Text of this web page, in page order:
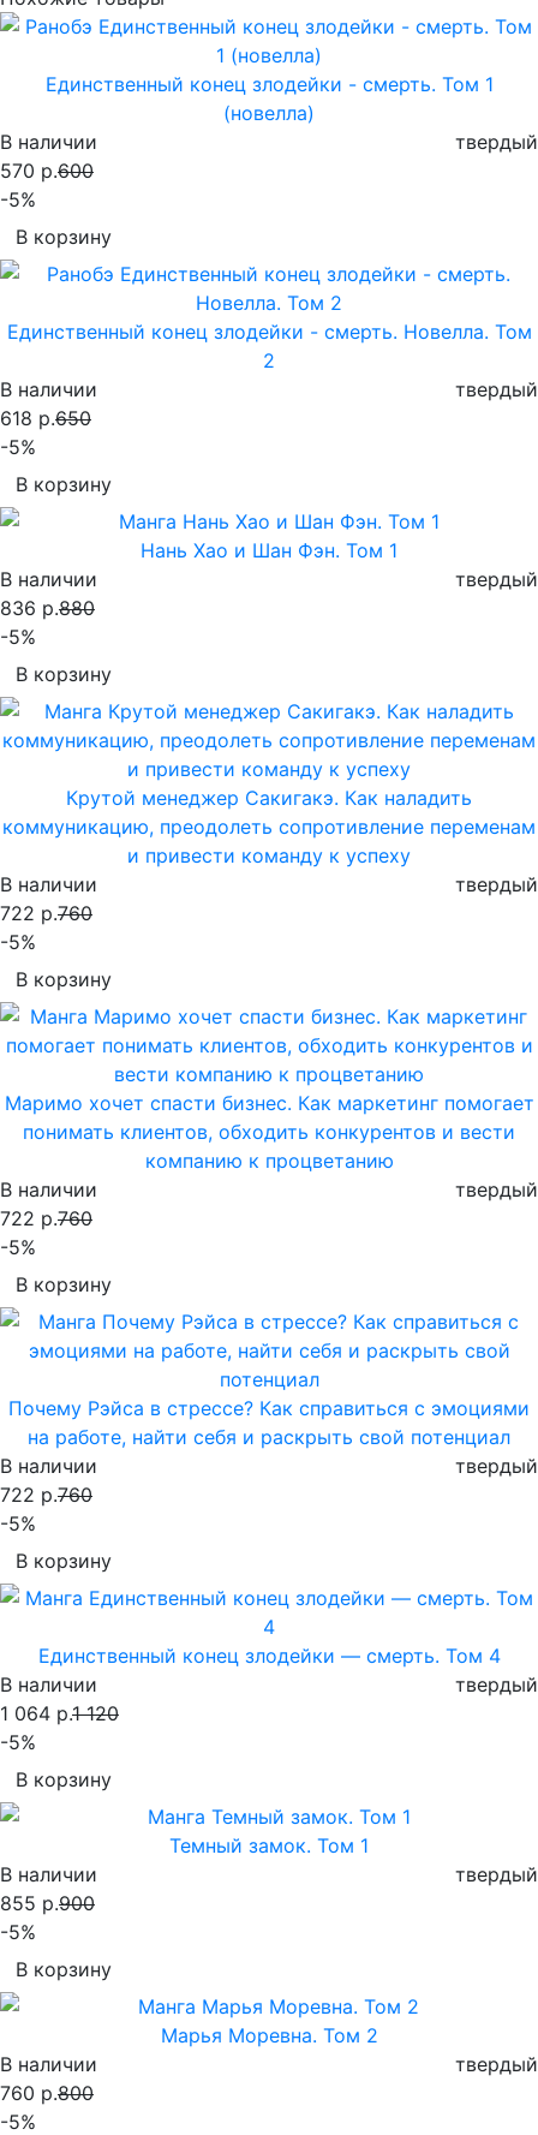
Единственный конец злодейки - смерть. Том 1
(новелла)
В наличии
твердый
570 р.600
-5%
В корзину
Единственный конец злодейки - смерть. Новелла. Том
2
В наличии
твердый
618 р.650
-5%
В корзину
Нань Хао и Шан Фэн. Том 1
В наличии
твердый
836 р.880
-5%
В корзину
Крутой менеджер Сакигакэ. Как наладить
коммуникацию, преодолеть сопротивление переменам
и привести команду к успеху
В наличии
твердый
722 р.760
-5%
В корзину
Маримо хочет спасти бизнес. Как маркетинг помогает
понимать клиентов, обходить конкурентов и вести
компанию к процветанию
В наличии
твердый
722 р.760
-5%
В корзину
Почему Рэйса в стрессе? Как справиться с эмоциями
на работе, найти себя и раскрыть свой потенциал
В наличии
твердый
722 р.760
-5%
В корзину
Единственный конец злодейки — смерть. Том 4
В наличии
твердый
1 064 р.1 120
-5%
В корзину
Темный замок. Том 1
В наличии
твердый
855 р.900
-5%
В корзину
Марья Моревна. Том 2
В наличии
твердый
760 р.800
-5%